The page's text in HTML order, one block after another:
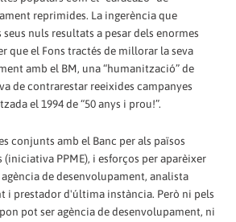
reprimides. La ingerència que
seus nuls resultats a pesar dels enormes
que el Fons tractés de millorar la seva
amb el BM, una “humanització” de
de contrarestar reeixides campanyes
el 1994 de “50 anys i prou!”.
conjunts amb el Banc per als països
PPME), i esforços per aparèixer
de desenvolupament, analista
i prestador d'última instància. Però ni pels
pot ser agència de desenvolupament, ni